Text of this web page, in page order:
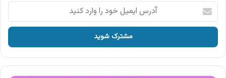
آدرس
ایمیل
خود
وارد
کنید